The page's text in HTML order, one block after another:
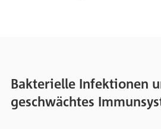
Bakterielle Infektionen
geschwächtes